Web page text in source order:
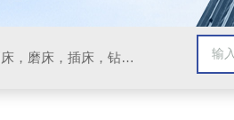
数控车床，加工中心，数控铣床，立钻，台钻，摇臂钻床，锯床，牛头刨床，磨床，插床，钻铣床，滚齿机